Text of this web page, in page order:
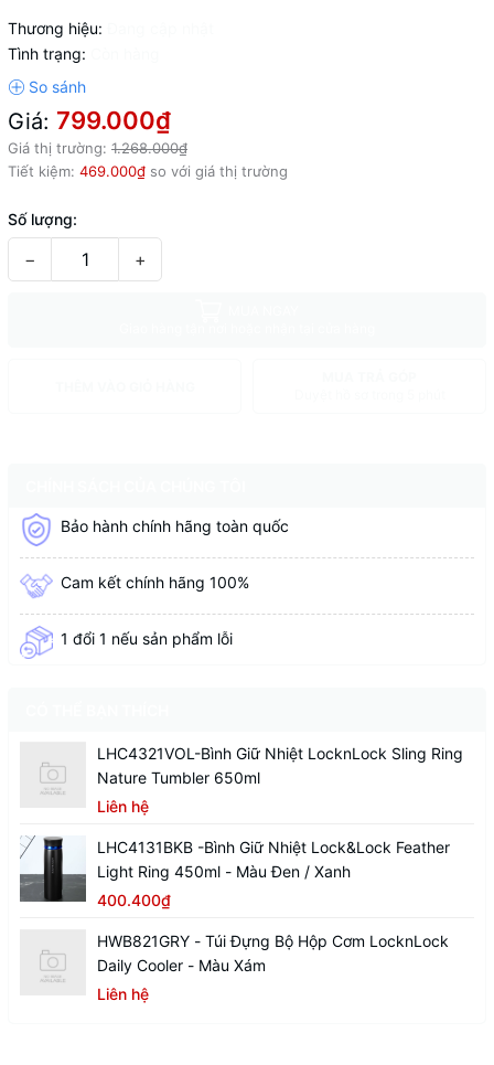
Thương hiệu:
Tình trạng:
Giá: 799.000₫
Giá thị trường: 1.268.000₫
Tiết kiệm: 469.000₫ so với giá thị trường
Số lượng:
− +
Bảo hành chính hãng toàn quốc
Cam kết chính hãng 100%
1 đổi 1 nếu sản phẩm lỗi
LHC4321VOL-Bình Giữ Nhiệt LocknLock Sling Ring
Nature Tumbler 650ml
Liên hệ
LHC4131BKB -Bình Giữ Nhiệt Lock&Lock Feather
Light Ring 450ml - Màu Đen / Xanh
400.400₫
HWB821GRY - Túi Đựng Bộ Hộp Cơm LocknLock
Daily Cooler - Màu Xám
Liên hệ